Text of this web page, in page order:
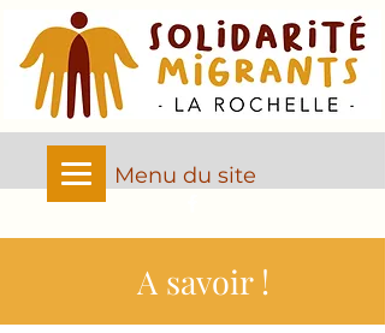
Menu du site
A savoir !